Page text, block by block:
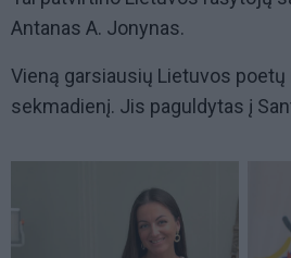
Antanas A. Jonynas.
Vieną garsiausių Lietuvos
sekmadienį. Jis paguldytas į